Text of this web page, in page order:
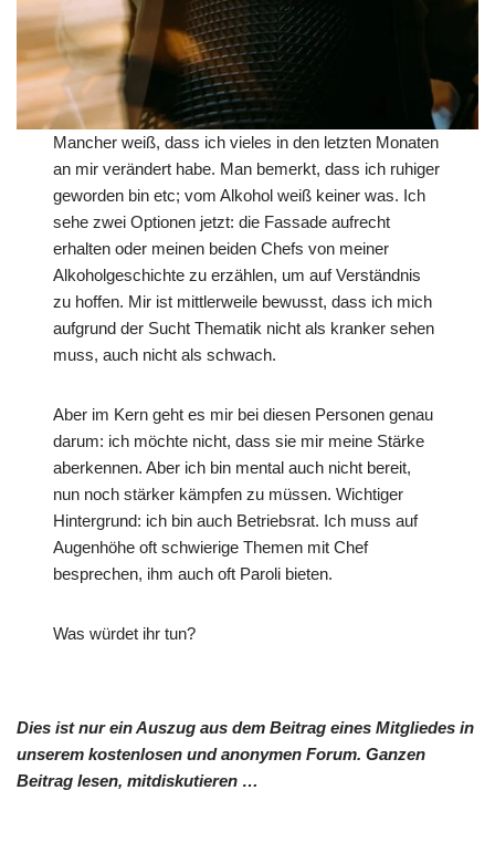
Mancher weiß, dass ich vieles in den letzten Monaten
an mir verändert habe. Man bemerkt, dass ich ruhiger
geworden bin etc; vom Alkohol weiß keiner was. Ich
sehe zwei Optionen jetzt: die Fassade aufrecht
erhalten oder meinen beiden Chefs von meiner
Alkoholgeschichte zu erzählen, um auf Verständnis
zu hoffen. Mir ist mittlerweile bewusst, dass ich mich
aufgrund der Sucht Thematik nicht als kranker sehen
muss, auch nicht als schwach.
Aber im Kern geht es mir bei diesen Personen genau
darum: ich möchte nicht, dass sie mir meine Stärke
aberkennen. Aber ich bin mental auch nicht bereit,
nun noch stärker kämpfen zu müssen. Wichtiger
Hintergrund: ich bin auch Betriebsrat. Ich muss auf
Augenhöhe oft schwierige Themen mit Chef
besprechen, ihm auch oft Paroli bieten.
Was würdet ihr tun?
Dies ist nur ein Auszug aus dem Beitrag eines Mitgliedes in
unserem kostenlosen und anonymen Forum. Ganzen
Beitrag lesen, mitdiskutieren …